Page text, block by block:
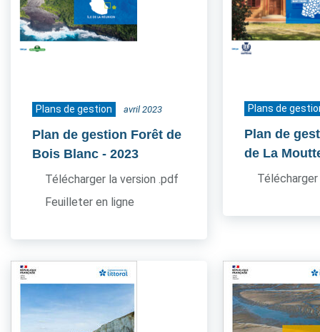
Plans de gestion avril 2023
Plan de gestion Forêt de
Bois Blanc - 2023
Télécharger la version .pdf
Feuilleter en ligne
Plans de
Plan de
de La